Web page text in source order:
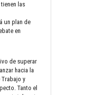
las
un plan de
en
de superar
hacia la
y
Tanto el